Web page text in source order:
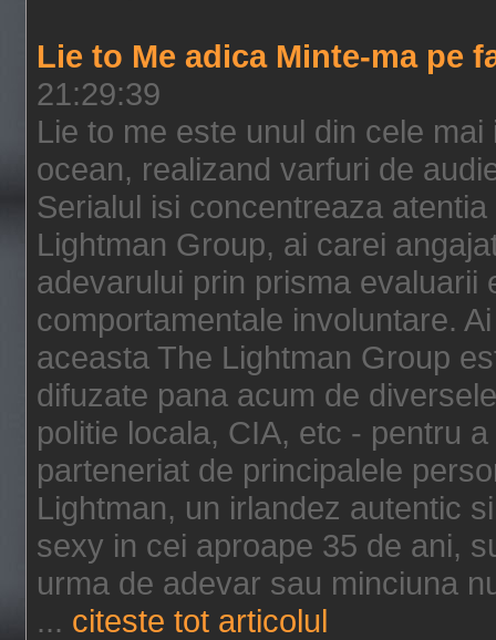
Lie to Me adica Minte-ma pe
21:29:39
Lie to me este unul din cele
ocean, realizand varfuri de
Serialul isi concentreaza
Lightman Group, ai carei
adevarului prin prisma evaluarii
comportamentale involuntare.
aceasta The Lightman Group
difuzate pana acum de
politie locala, CIA, etc - pentru
parteneriat de principalele
Lightman, un irlandez autentic
sexy in cei aproape 35 de ani,
urma de adevar sau minciuna
... citeste tot articolul